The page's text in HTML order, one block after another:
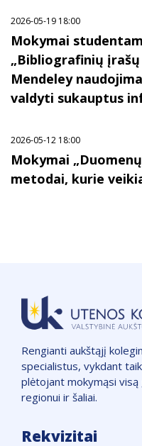
2026-05-19 18:00
Mokymai
„Bibliografinių
Mendeley
valdyti sukauptus
2026-05-12 18:00
Mokymai
metodai, kurie
Rengianti aukštąjį
specialistus, vykdant
plėtojant mokymąsi
regionui ir šaliai.
Rekvizitai